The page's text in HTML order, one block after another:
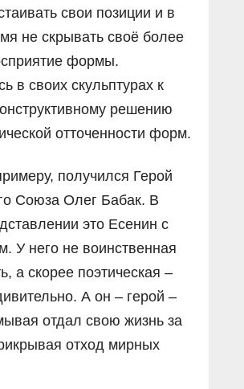
свои позиции и в
не скрывать своё более
формы.
в своих скульптурах к
решению
отточенности форм.
получился Герой
Союза Олег Бабак. В
это Есенин с
У него не воинственная
а скорее поэтическая –
А он – герой –
отдал свою жизнь за
отход мирных